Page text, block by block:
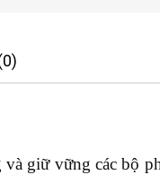
giữ vững các bộ